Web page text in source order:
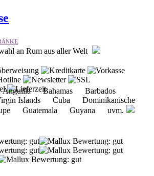
an Rum aus aller Welt
Anguilla Bahamas Barbados
Islands Cuba Dominikanische
Guatemala Guyana uvm.